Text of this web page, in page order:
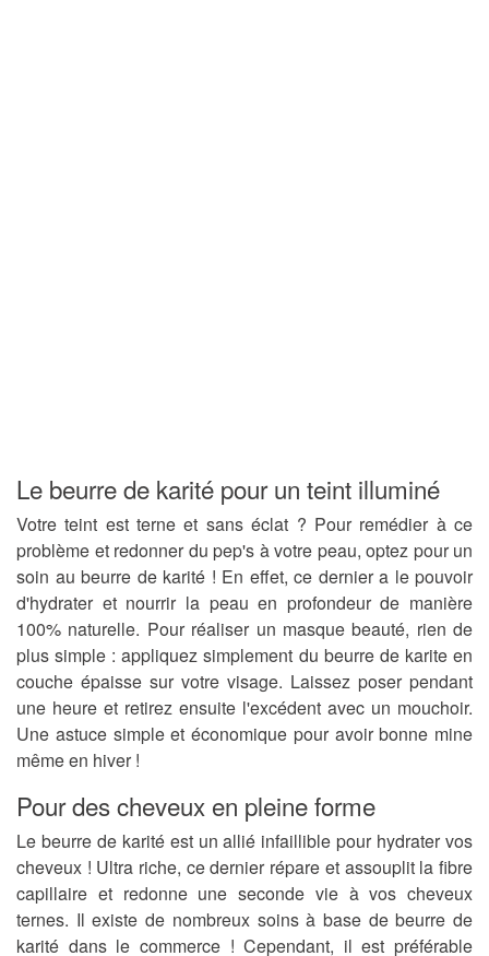
Le beurre de karité pour un teint illuminé
Votre teint est terne et sans éclat ? Pour remédier à ce
problème et redonner du pep's à votre peau, optez pour un
soin au beurre de karité ! En effet, ce dernier a le pouvoir
d'hydrater et nourrir la peau en profondeur de manière
100% naturelle. Pour réaliser un masque beauté, rien de
plus simple : appliquez simplement du beurre de karite en
couche épaisse sur votre visage. Laissez poser pendant
une heure et retirez ensuite l'excédent avec un mouchoir.
Une astuce simple et économique pour avoir bonne mine
même en hiver !
Pour des cheveux en pleine forme
Le beurre de karité est un allié infaillible pour hydrater vos
cheveux ! Ultra riche, ce dernier répare et assouplit la fibre
capillaire et redonne une seconde vie à vos cheveux
ternes. Il existe de nombreux soins à base de beurre de
karité dans le commerce ! Cependant, il est préférable